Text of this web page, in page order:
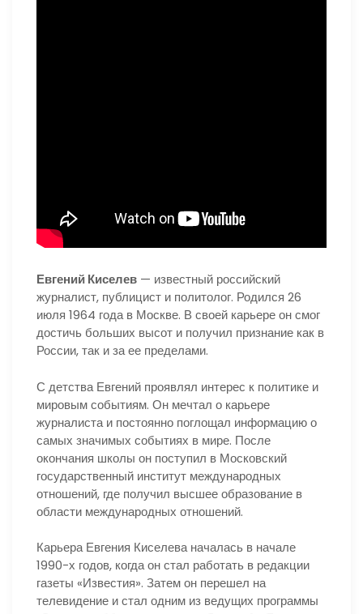
Евгений Киселев — известный российский
журналист, публицист и политолог. Родился 26
июля 1964 года в Москве. В своей карьере он смог
достичь больших высот и получил признание как в
России, так и за ее пределами.
С детства Евгений проявлял интерес к политике и
мировым событиям. Он мечтал о карьере
журналиста и постоянно поглощал информацию о
самых значимых событиях в мире. После
окончания школы он поступил в Московский
государственный институт международных
отношений, где получил высшее образование в
области международных отношений.
Карьера Евгения Киселева началась в начале
1990-х годов, когда он стал работать в редакции
газеты «Известия». Затем он перешел на
телевидение и стал одним из ведущих программы